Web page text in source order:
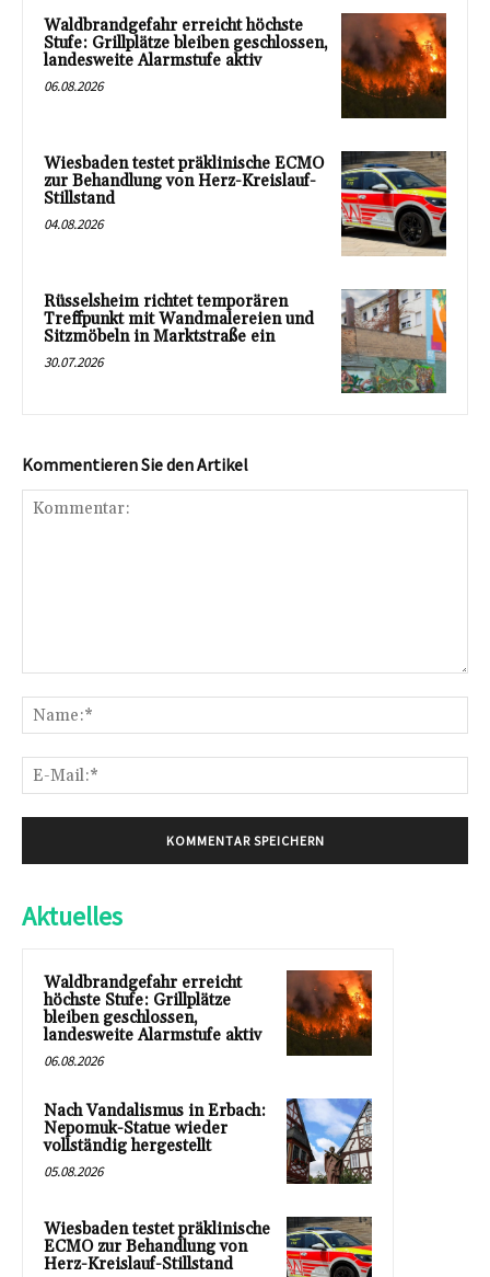
Waldbrandgefahr erreicht höchste
Stufe: Grillplätze bleiben geschlossen,
landesweite Alarmstufe aktiv
06.08.2026
Wiesbaden testet präklinische ECMO
zur Behandlung von Herz-Kreislauf-
Stillstand
04.08.2026
Rüsselsheim richtet temporären
Treffpunkt mit Wandmalereien und
Sitzmöbeln in Marktstraße ein
30.07.2026
Kommentieren Sie den Artikel
Aktuelles
Waldbrandgefahr erreicht
höchste Stufe: Grillplätze
bleiben geschlossen,
landesweite Alarmstufe aktiv
06.08.2026
Nach Vandalismus in Erbach:
Nepomuk-Statue wieder
vollständig hergestellt
05.08.2026
Wiesbaden testet präklinische
ECMO zur Behandlung von
Herz-Kreislauf-Stillstand